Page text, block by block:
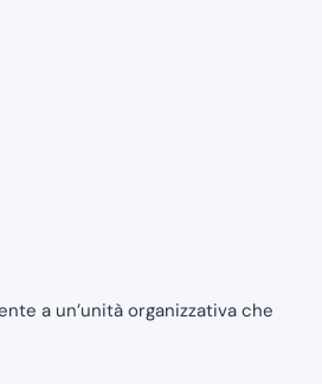
a un’unità organizzativa che